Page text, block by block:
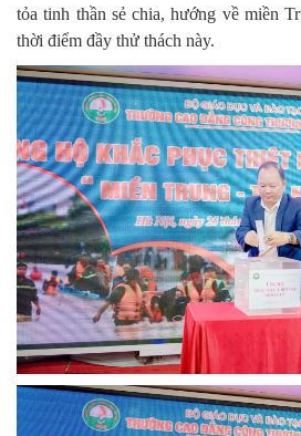
tỏa tinh thần sẻ chia, hướng về miền
thời điểm đầy thử thách này.